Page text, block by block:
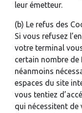
leur émetteur.
(b) Le refus des
Si vous refusez
votre terminal
certain nombre
néanmoins
espaces du site
vous tentiez
qui nécessitent de